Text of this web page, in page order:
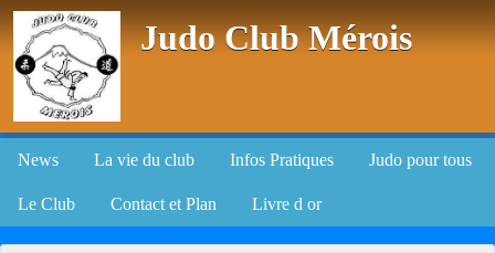
Judo Club Mérois
News La vie du club Infos Pratiques Judo pour tous
Le Club Contact et Plan Livre d or
Panneau de gestion des cookies